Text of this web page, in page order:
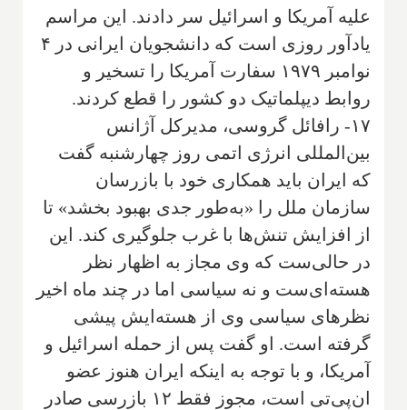
علیه آمریکا و اسرائیل سر دادند. این مراسم
یادآور روزی است که دانشجویان ایرانی در ۴
نوامبر ۱۹۷۹ سفارت آمریکا را تسخیر و
روابط دیپلماتیک دو کشور را قطع کردند.
۱۷- رافائل گروسی، مدیرکل آژانس
بین‌المللی انرژی اتمی روز چهارشنبه گفت
که ایران باید همکاری خود با بازرسان
سازمان ملل را «به‌طور جدی بهبود بخشد» تا
از افزایش تنش‌ها با غرب جلوگیری کند. این
در حالی‌ست که وی مجاز به اظهار نظر
هسته‌ای‌ست و نه سیاسی اما در چند ماه اخیر
نظرهای سیاسی وی از هسته‌ایش پیشی
گرفته است. او گفت پس از حمله اسرائیل و
آمریکا، و با توجه به اینکه ایران هنوز عضو
ان‌پی‌تی است، مجوز فقط ۱۲ بازرسی صادر